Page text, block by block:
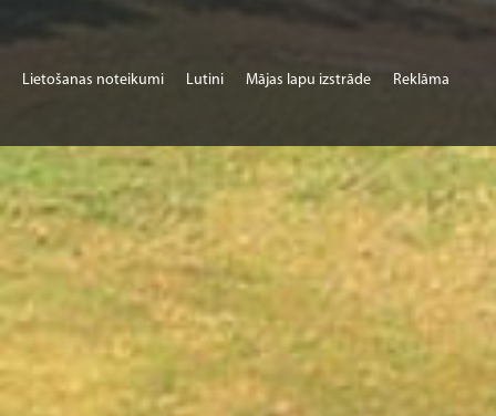
Lietošanas noteikumi Lutini Mājas lapu izstrāde Reklāma